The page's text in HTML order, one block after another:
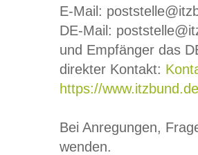
E-Mail:
DE-Mail:
und Empfänger das
direkter Kontakt:
https://
Bei Anregungen,
wenden.